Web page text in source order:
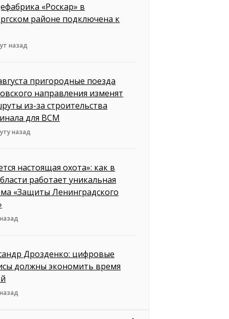
«Роскар» в
районе подключена к
назад
пригородные поезда
направления изменят
из-за строительства
для ВСМ
назад
настоящая охота»: как в
работает уникальная
«Защиты Ленинградского
Дрозденко: цифровые
должны экономить время